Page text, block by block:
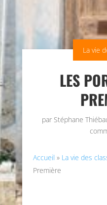
La vie
LES
par Stéphane
Accueil » La vie des
Première